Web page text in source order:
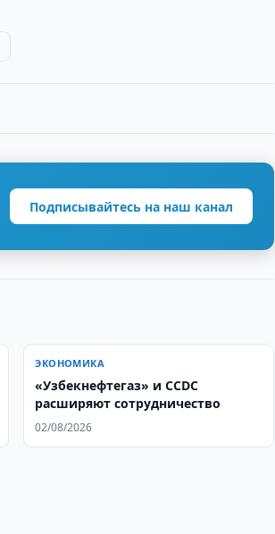
Подписывайтесь на наш канал
ЭКОНОМИКА
«Узбекнефтегаз» и CCDC
расширяют сотрудничество
02/08/2026